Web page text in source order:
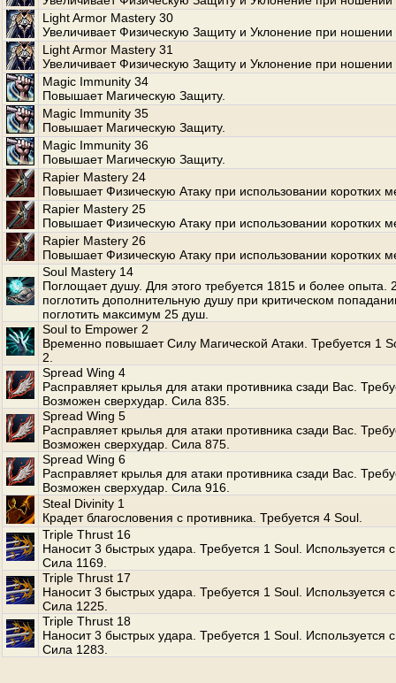
Light Armor Mastery 30
Увеличивает Физическую Защиту и Уклонение при ношении
Light Armor Mastery 31
Увеличивает Физическую Защиту и Уклонение при ношении
Magic Immunity 34
Повышает Магическую Защиту.
Magic Immunity 35
Повышает Магическую Защиту.
Magic Immunity 36
Повышает Магическую Защиту.
Rapier Mastery 24
Повышает Физическую Атаку при использовании коротких
Rapier Mastery 25
Повышает Физическую Атаку при использовании коротких
Rapier Mastery 26
Повышает Физическую Атаку при использовании коротких
Soul Mastery 14
Поглощает душу. Для этого требуется 1815 и более опыта.
поглотить дополнительную душу при критическом
поглотить максимум 25 душ.
Soul to Empower 2
Временно повышает Силу Магической Атаки. Требуется 1
2.
Spread Wing 4
Расправляет крылья для атаки противника сзади Вас.
Возможен сверхудар. Сила 835.
Spread Wing 5
Расправляет крылья для атаки противника сзади Вас.
Возможен сверхудар. Сила 875.
Spread Wing 6
Расправляет крылья для атаки противника сзади Вас.
Возможен сверхудар. Сила 916.
Steal Divinity 1
Крадет благословения с противника. Требуется 4 Soul.
Triple Thrust 16
Наносит 3 быстрых удара. Требуется 1 Soul. Используется
Сила 1169.
Triple Thrust 17
Наносит 3 быстрых удара. Требуется 1 Soul. Используется
Сила 1225.
Triple Thrust 18
Наносит 3 быстрых удара. Требуется 1 Soul. Используется
Сила 1283.